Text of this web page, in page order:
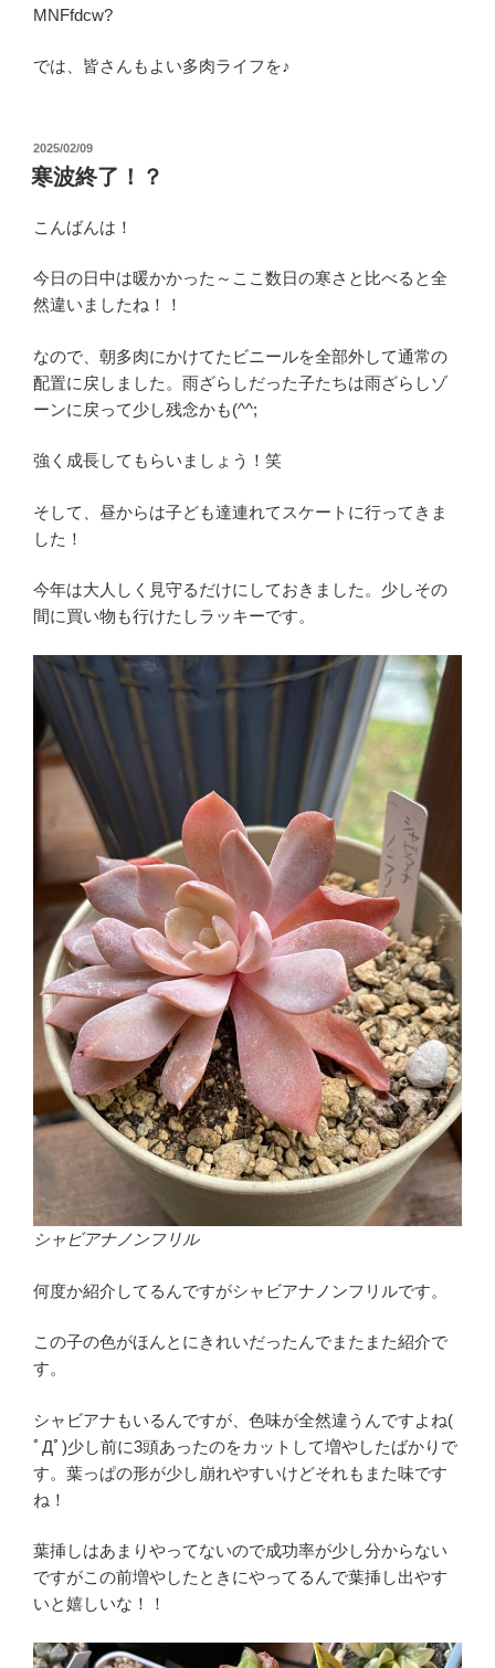
MNFfdcw?
では、皆さんもよい多肉ライフを♪
投
稿
日:
2025/02/09
寒波終了！？
こんばんは！
今日の日中は暖かかった～ここ数日の寒さと比べると全
然違いましたね！！
なので、朝多肉にかけてたビニールを全部外して通常の
配置に戻しました。雨ざらしだった子たちは雨ざらしゾ
ーンに戻って少し残念かも(^^;
強く成長してもらいましょう！笑
そして、昼からは子ども達連れてスケートに行ってきま
した！
今年は大人しく見守るだけにしておきました。少しその
間に買い物も行けたしラッキーです。
シャビアナノンフリル
何度か紹介してるんですがシャビアナノンフリルです。
この子の色がほんとにきれいだったんでまたまた紹介で
す。
シャビアナもいるんですが、色味が全然違うんですよね(
ﾟДﾟ)少し前に3頭あったのをカットして増やしたばかりで
す。葉っぱの形が少し崩れやすいけどそれもまた味です
ね！
葉挿しはあまりやってないので成功率が少し分からない
ですがこの前増やしたときにやってるんで葉挿し出やす
いと嬉しいな！！